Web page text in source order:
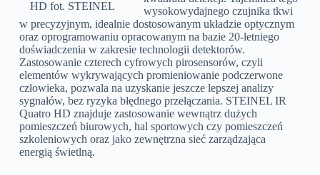
HD fot. STEINEL
wysokowydajnego czujnika tkwi
w precyzyjnym, idealnie dostosowanym układzie optycznym
oraz oprogramowaniu opracowanym na bazie 20-letniego
doświadczenia w zakresie technologii detektorów.
Zastosowanie czterech cyfrowych pirosensorów, czyli
elementów wykrywających promieniowanie podczerwone
człowieka, pozwala na uzyskanie jeszcze lepszej analizy
sygnałów, bez ryzyka błędnego przełączania. STEINEL IR
Quatro HD znajduje zastosowanie wewnątrz dużych
pomieszczeń biurowych, hal sportowych czy pomieszczeń
szkoleniowych oraz jako zewnętrzna sieć zarządzająca
energią świetlną.